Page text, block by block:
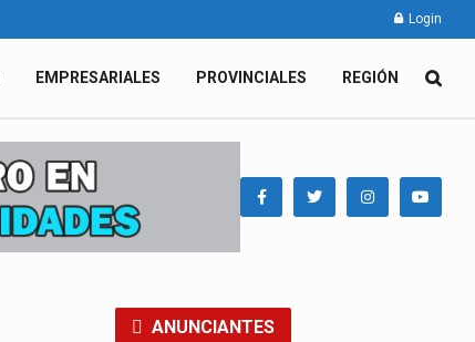
Login
EMPRESARIALES PROVINCIALES REGIÓN
ANUNCIANTES